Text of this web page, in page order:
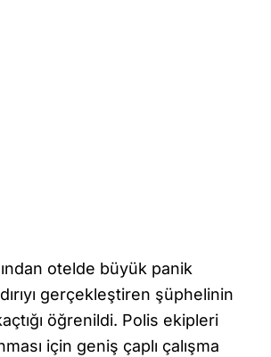
otelde büyük panik
gerçekleştiren şüphelinin
öğrenildi. Polis ekipleri
için geniş çaplı çalışma